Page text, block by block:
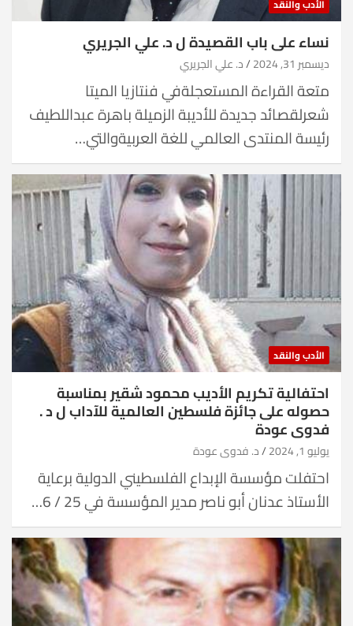
الأدب والنقد
نساء على باب القصيدة ل د. علي الجريري
ديسمبر 31, 2024 د. علي الجريري
متعة القراءة المستعجلةفي فنتازيا الميتا
شعرلقصائد جديدة للأديبة الزميلة باهرة عبداللطيف
رئيسة المنتدى العالمي للغة العربيةوالتي…
الأدب والنقد
احتفالية تكريم الأديب محمود شقير بمناسبة
حصوله على جائزة فلسطين العالمية للآداب ل د .
فدوى عودة
يوليو 1, 2024 د. فدوى عودة
احتفلت مؤسسة الإبداع الفلسطيني الدولية برعاية
الأستاذ عدنان أبو ناصر مدير المؤسسة في 25 / 6…